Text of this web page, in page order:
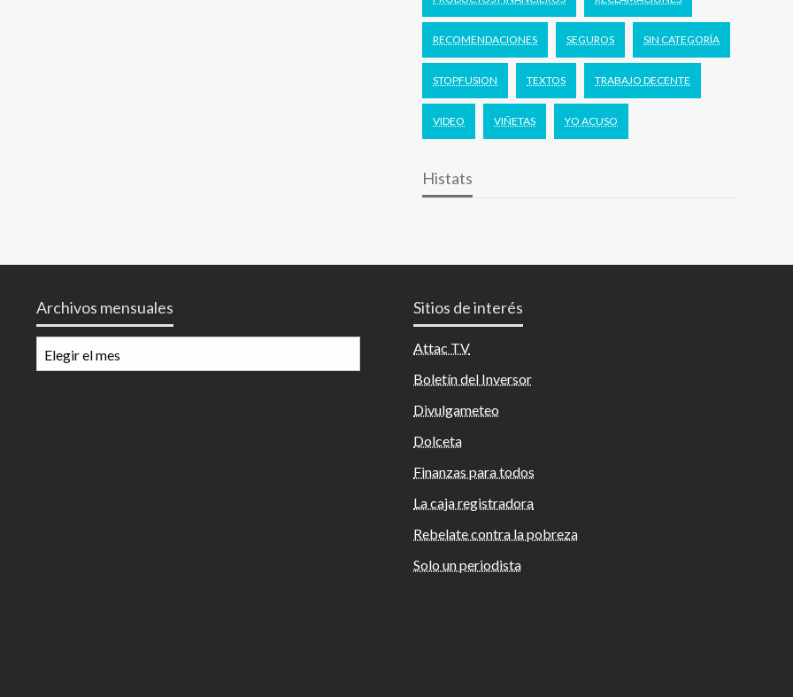
RECOMENDACIONES SEGUROS SIN CATEGORÍA
STOPFUSION TEXTOS TRABAJO DECENTE
VIDEO VIÑETAS YO ACUSO
Histats
Archivos mensuales
mensuales
Sitios de interés
Attac TV
Boletín del Inversor
Divulgameteo
Dolceta
Finanzas para todos
La caja registradora
Rebelate contra la pobreza
Solo un periodista